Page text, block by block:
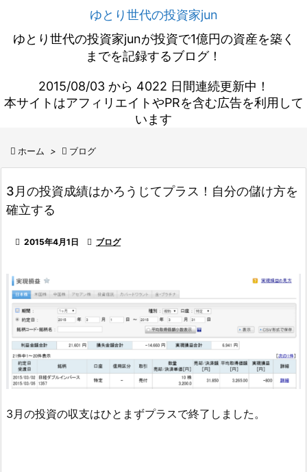
ゆとり世代の投資家jun
ゆとり世代の投資家junが投資で1億円の資産を築く
までを記録するブログ！
2015/08/03 から 4022 日間連続更新中！
本サイトはアフィリエイトやPRを含む広告を利用して
います
 ホーム >  ブログ
3月の投資成績はかろうじてプラス！自分の儲け方を
確立する
 2015年4月1日  ブログ
3月の投資の収支はひとまずプラスで終了しました。